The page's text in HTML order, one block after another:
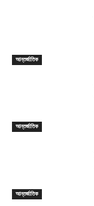
আন্তর্জাতিক
আন্তর্জাতিক
আন্তর্জাতিক